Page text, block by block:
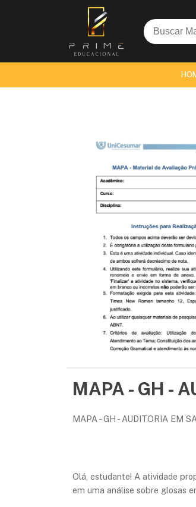
Search
for:
MAPA - GH -
MAPA - GH - AUDITORIA EM
Olá, estudante! A atividade
em uma análise sobre glosas